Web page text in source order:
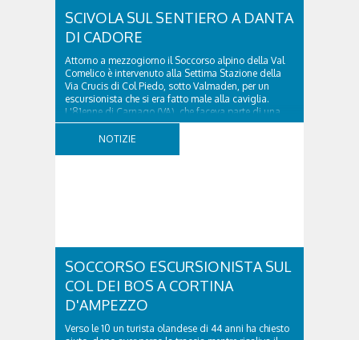
SCIVOLA SUL SENTIERO A DANTA
DI CADORE
Attorno a mezzogiorno il Soccorso alpino della Val
Comelico è intervenuto alla Settima Stazione della
Via Crucis di Col Piedo, sotto Valmaden, per un
escursionista che si era fatto male alla caviglia.
L'81enne di Carnago (VA), che faceva parte di una
comitiva e aveva riportato un trauma...
NOTIZIE
SOCCORSO ESCURSIONISTA SUL
COL DEI BOS A CORTINA
D'AMPEZZO
Verso le 10 un turista olandese di 44 anni ha chiesto